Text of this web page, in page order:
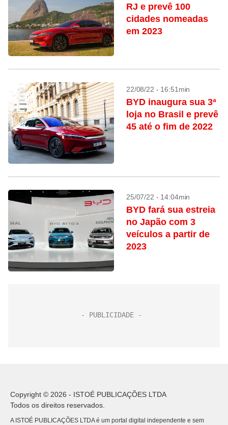
RJ e prevê 100
cidades nomeadas
em 2023
22/08/22 - 16:51min
BYD inaugura sua 3ª
loja no Brasil e prevê
45 até o fim de 2022
25/07/22 - 14:04min
BYD fará sua estreia
no Japão com 3
veículos a partir de
2023
Copyright © 2026 - ISTOÉ PUBLICAÇÕES LTDA
Todos os direitos reservados.
A ISTOÉ PUBLICAÇÕES LTDA é um portal digital independente e sem